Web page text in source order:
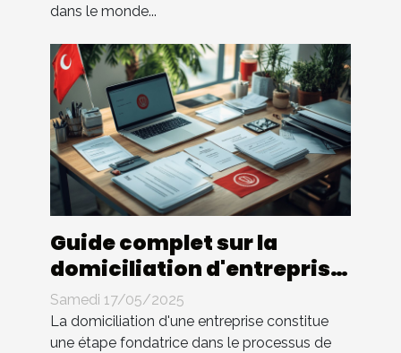
dans le monde...
Guide complet sur la
domiciliation d'entreprise
en Tunisie
Samedi 17/05/2025
La domiciliation d'une entreprise constitue
une étape fondatrice dans le processus de